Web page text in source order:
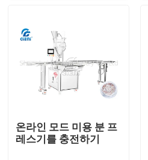
저희와 연락
온라인 모드 미용 분 프
레스기를 충전하기